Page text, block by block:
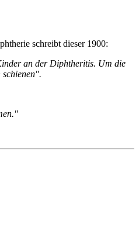
schreibt dieser 1900:
an der Diphtheritis. Um die